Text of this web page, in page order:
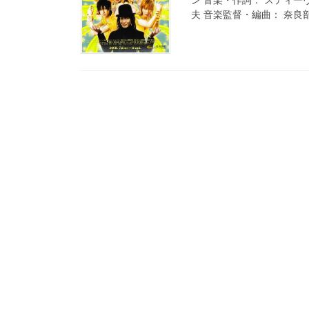
夫 音楽監督・編曲： 奈良